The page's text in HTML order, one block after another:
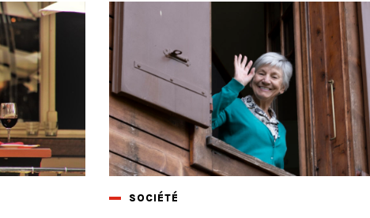
SOCIÉTÉ